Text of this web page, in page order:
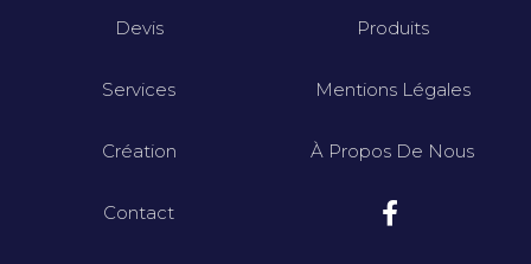
Devis
Services
Création
Contact
Produits
Mentions Légales
À Propos De Nous